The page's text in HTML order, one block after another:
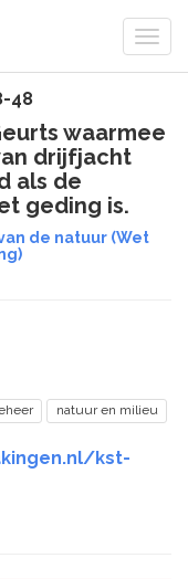
48
waarmee
drijfjacht
als de
geding is.
de natuur (Wet
natuur en milieu
kst-